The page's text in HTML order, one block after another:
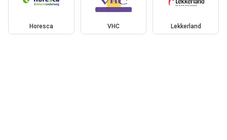
Horesca VHC Lekkerland